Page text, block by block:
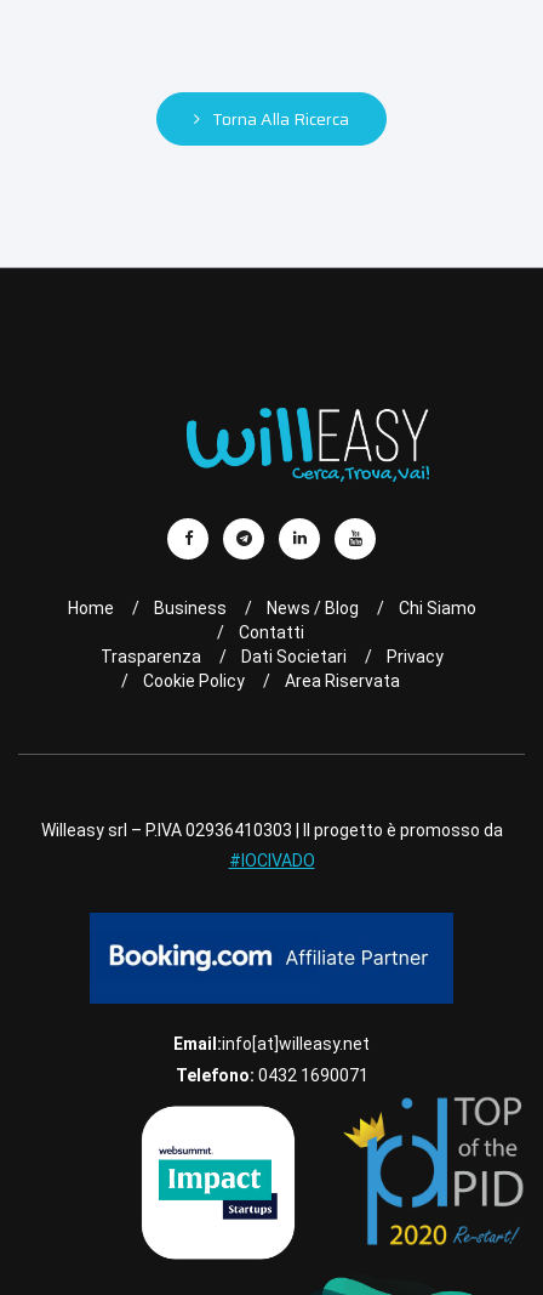
Torna Alla Ricerca
Home Business News / Blog
Chi Siamo
Contatti
Trasparenza
Dati Societari
Privacy
Cookie Policy
Area Riservata
Willeasy srl – P.IVA 02936410303 | Il progetto è promosso da
#IOCIVADO
Email:info[at]willeasy.net
Telefono: 0432 1690071